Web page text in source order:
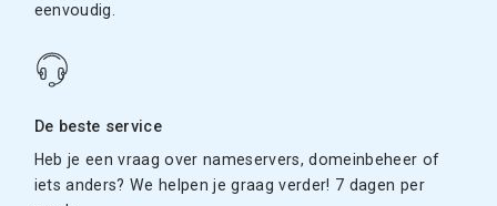
eenvoudig.
De beste service
Heb je een vraag over nameservers, domeinbeheer of
iets anders? We helpen je graag verder! 7 dagen per